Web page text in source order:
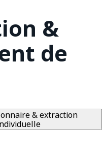
&
de
& extraction